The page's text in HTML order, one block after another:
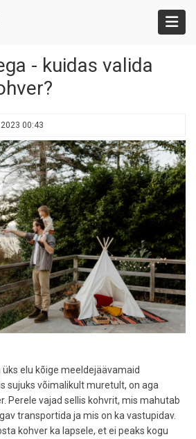
- kuidas valida
00:43
elu kõige meeldejäävamaid
sujuks võimalikult muretult, on aga
Perele vajad sellis kohvrit, mis mahutab
transportida ja mis on ka vastupidav.
kohver ka lapsele, et ei peaks kogu